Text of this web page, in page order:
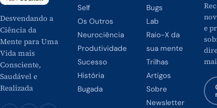
Desvendando a
Ciência da
Mente para Uma
Vida mais
Consciente,
Saudável e
Realizada
Self
Os Outros
Neurociência
Produtividade
Sucesso
História
Bugada
Bugs
Lab
Raio-X da
sua mente
Trilhas
Artigos
Sobre
Newsletter
e